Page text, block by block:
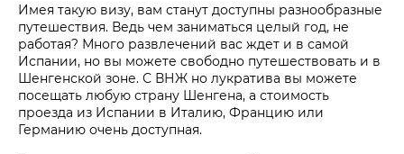
Имея такую визу, вам станут доступны разнообразные
путешествия. Ведь чем заниматься целый год, не
работая? Много развлечений вас ждет и в самой
Испании, но вы можете свободно путешествовать и в
Шенгенской зоне. С ВНЖ но лукратива вы можете
посещать любую страну Шенгена, а стоимость
проезда из Испании в Италию, Францию или
Германию очень доступная.